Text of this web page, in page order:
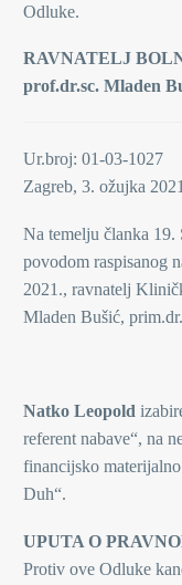
Odluke.
RAVNATELJ
prof.dr.sc. Mladen
Ur.broj: 01-03-1027
Zagreb, 3. ožujka
Na temelju članka
povodom raspisanog
2021., ravnatelj
Mladen Bušić,
Natko Leopold
referent nabave“, na
financijsko
Duh“.
UPUTA O
Protiv ove Odluke